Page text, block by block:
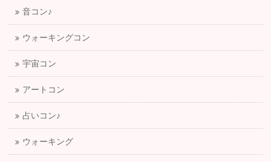
音コン♪
ウォーキングコン
宇宙コン
アートコン
占いコン♪
ウォーキング